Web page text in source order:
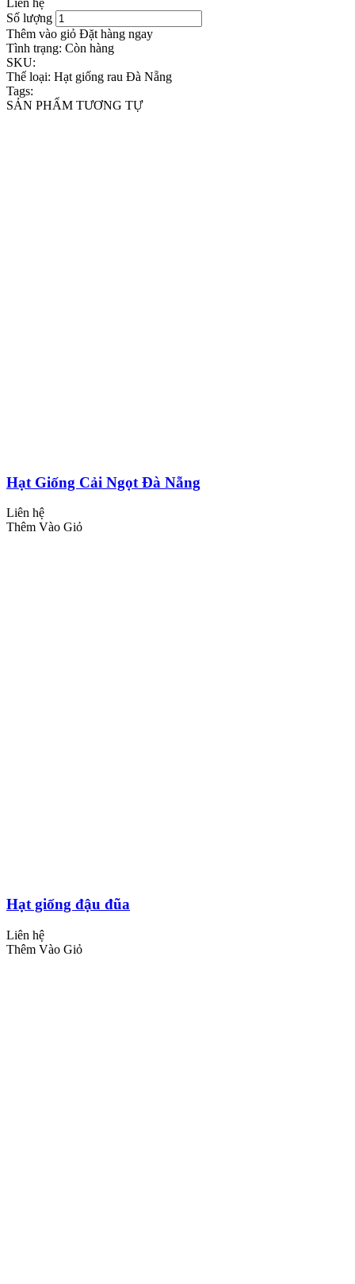
Số lượng
Thêm vào giỏ Đặt hàng ngay
Tình trạng: Còn hàng
SKU:
Thể loại: Hạt giống rau Đà Nẵng
Tags:
SẢN PHẨM TƯƠNG TỰ
Hạt Giống Cải Ngọt Đà Nẵng
Liên hệ
Thêm Vào Giỏ
Hạt giống đậu đũa
Liên hệ
Thêm Vào Giỏ